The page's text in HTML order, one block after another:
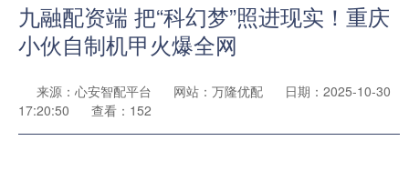
九融配资端 把“科幻梦”照进现实！重庆
小伙自制机甲火爆全网
来源：心安智配平台 网站：万隆优配
日期：2025-10-30
17:20:50
查看：152